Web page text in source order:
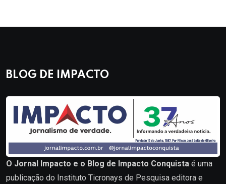
BLOG DE IMPACTO
O Jornal Impacto e o Blog de Impacto Conquista é uma
publicação do Instituto Ticronays de Pesquisa editora e